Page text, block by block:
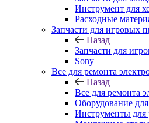
Инструмент для
Расходные
Запчасти для игровых
Назад
Запчасти для
Sony
Все для ремонта
Назад
Все для ремонта
Оборудование
Инструменты для